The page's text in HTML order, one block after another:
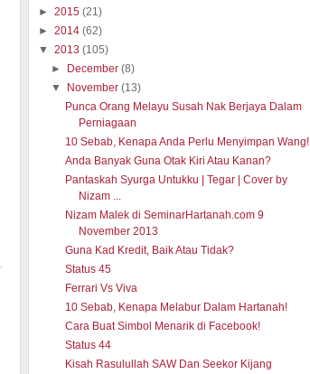
► 2015 (21)
► 2014 (62)
▼ 2013 (105)
►
December(8)
▼
November(13)
Punca Orang Melayu Susah Nak Berjaya Dalam
Perniagaan
10 Sebab, Kenapa Anda Perlu Menyimpan Wang!
Anda Banyak Guna Otak Kiri Atau Kanan?
Pantaskah Syurga Untukku | Tegar | Cover by
Nizam ...
Nizam Malek di SeminarHartanah.com 9
November 2013
Guna Kad Kredit, Baik Atau Tidak?
Status 45
Ferrari Vs Viva
10 Sebab, Kenapa Melabur Dalam Hartanah!
Cara Buat Simbol Menarik di Facebook!
Status 44
Kisah Rasulullah SAW Dan Seekor Kijang